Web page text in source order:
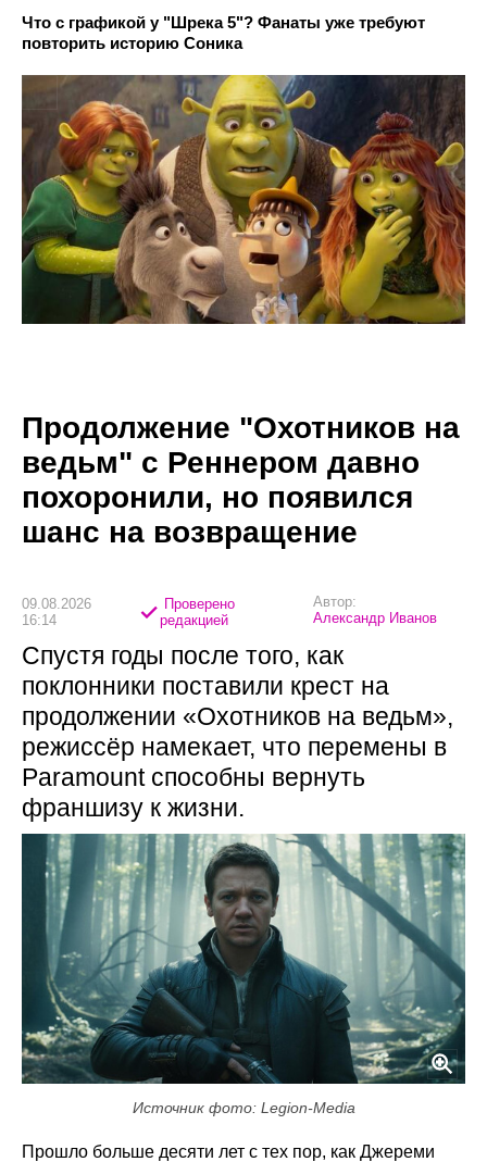
Что с графикой у "Шрека 5"? Фанаты уже требуют
повторить историю Соника
Продолжение "Охотников на
ведьм" с Реннером давно
похоронили, но появился
шанс на возвращение
09.08.2026
16:14
Проверено
редакцией
Автор:
Александр Иванов
Спустя годы после того, как
поклонники поставили крест на
продолжении «Охотников на ведьм»,
режиссёр намекает, что перемены в
Paramount способны вернуть
франшизу к жизни.
Источник фото: Legion-Media
Прошло больше десяти лет с тех пор, как Джереми